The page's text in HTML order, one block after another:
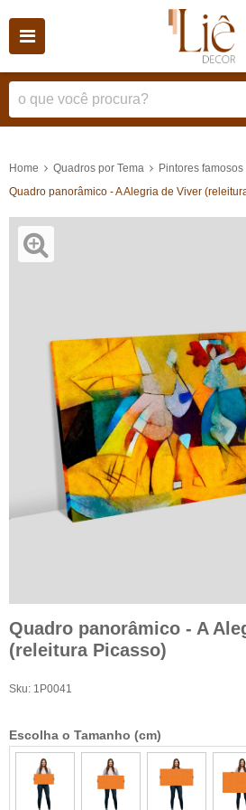
Home Quadros por Tema
Pintores famosos
Quadro panorâmico - A Alegria de Viver
Quadro panorâmico - A
(releitura Picasso)
Sku: 1P0041
Escolha o Tamanho (cm)